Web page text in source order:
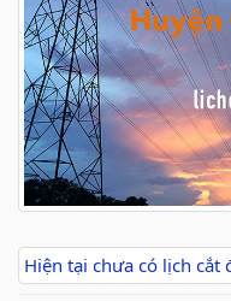
Hiện tại chưa có lịch cắt